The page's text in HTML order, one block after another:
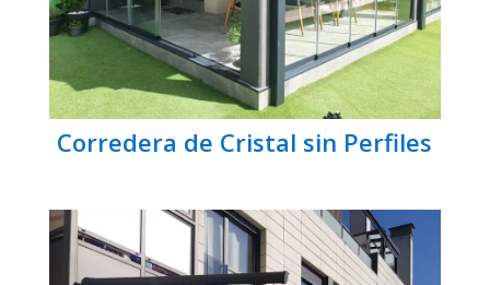
Corredera de Cristal sin Perfiles